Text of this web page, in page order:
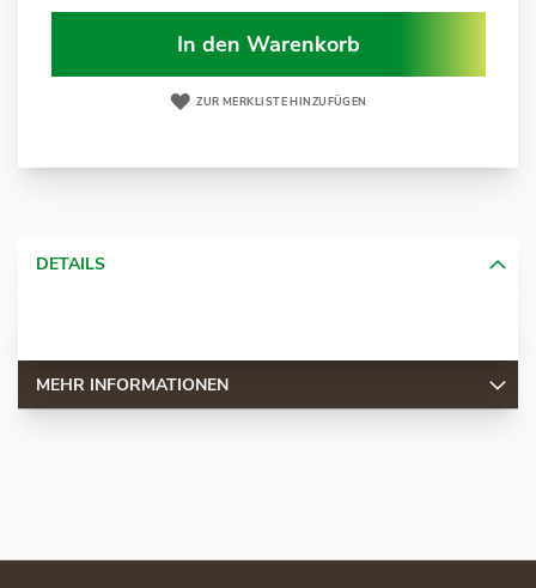
In den Warenkorb
ZUR MERKLISTE HINZUFÜGEN
DETAILS
MEHR INFORMATIONEN